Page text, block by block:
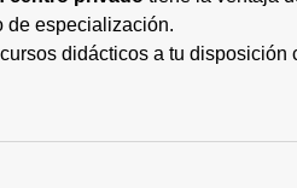
de especialización.
didácticos a tu disposición